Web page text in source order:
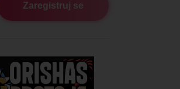
Zaregistruj se